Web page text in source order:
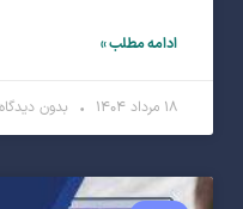
ادامه مطلب »
۱۸ مرداد ۱۴۰۴ بدون دیدگاه